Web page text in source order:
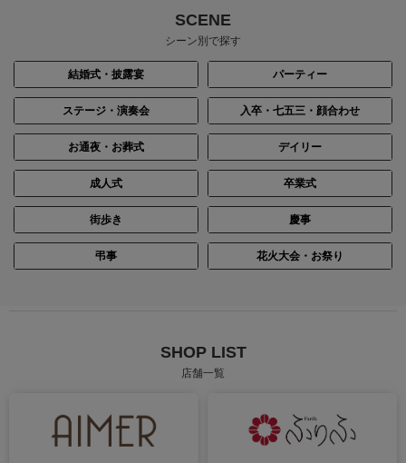
SCENE
シーン別で探す
結婚式・披露宴 パーティー
ステージ・演奏会 入卒・七五三・顔合わせ
お通夜・お葬式 デイリー
成人式 卒業式
街歩き 慶事
弔事 花火大会・お祭り
SHOP LIST
店舗一覧